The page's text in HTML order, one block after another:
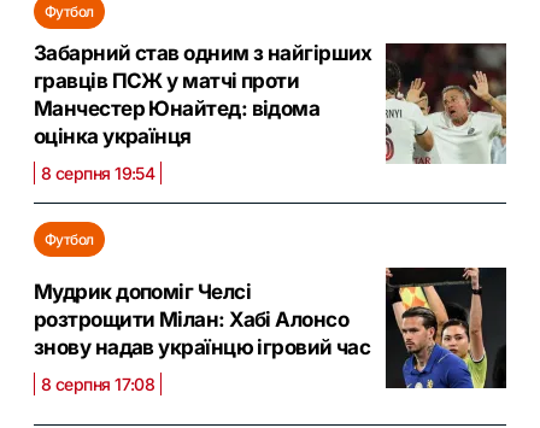
Футбол
Забарний став одним з найгірших
гравців ПСЖ у матчі проти
Манчестер Юнайтед: відома
оцінка українця
8 серпня 19:54
Футбол
Мудрик допоміг Челсі
розтрощити Мілан: Хабі Алонсо
знову надав українцю ігровий час
8 серпня 17:08